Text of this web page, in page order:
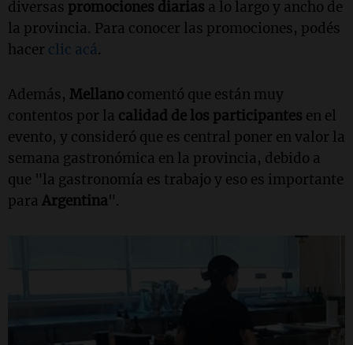
diversas promociones diarias a lo largo y ancho de
la provincia. Para conocer las promociones, podés
hacer clic acá.
Además, Mellano comentó que están muy
contentos por la calidad de los participantes en el
evento, y consideró que es central poner en valor la
semana gastronómica en la provincia, debido a
que "la gastronomía es trabajo y eso es importante
para Argentina".